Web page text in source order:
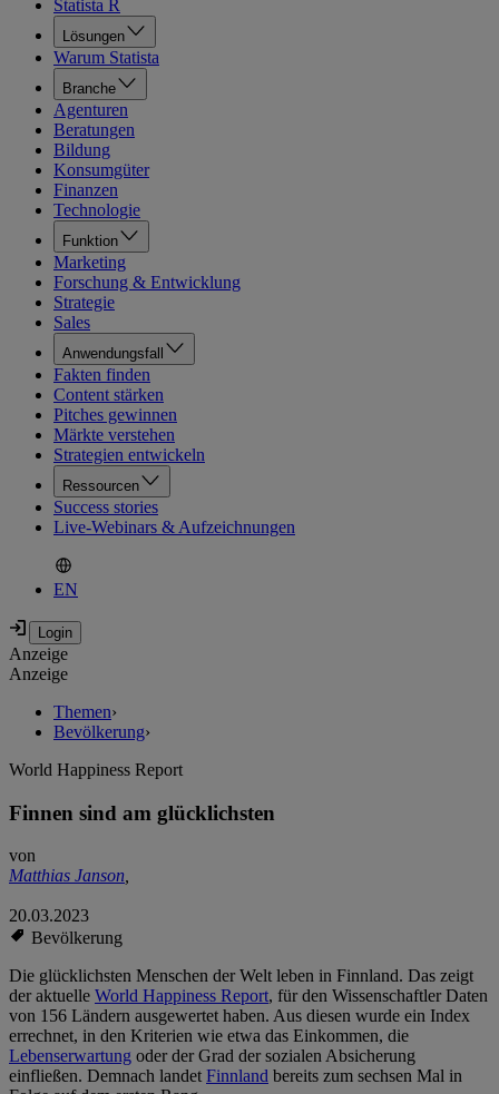
Statista R
Lösungen
Warum Statista
Branche
Agenturen
Beratungen
Bildung
Konsumgüter
Finanzen
Technologie
Funktion
Marketing
Forschung & Entwicklung
Strategie
Sales
Anwendungsfall
Fakten finden
Content stärken
Pitches gewinnen
Märkte verstehen
Strategien entwickeln
Ressourcen
Success stories
Live-Webinars & Aufzeichnungen
EN
Anzeige
Anzeige
Themen›
Bevölkerung›
World Happiness Report
Finnen sind am glücklichsten
von
Matthias Janson,
20.03.2023
Bevölkerung
Die glücklichsten Menschen der Welt leben in Finnland. Das zeigt
der aktuelle World Happiness Report, für den Wissenschaftler Daten
von 156 Ländern ausgewertet haben. Aus diesen wurde ein Index
errechnet, in den Kriterien wie etwa das Einkommen, die
Lebenserwartung oder der Grad der sozialen Absicherung
einfließen. Demnach landetFinnland bereits zum sechsen Mal in